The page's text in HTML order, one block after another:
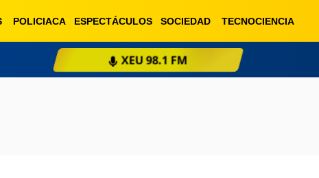
POLICIACA ESPECTÁCULOS SOCIEDAD TECNOCIENCIA
XEU 98.1 FM